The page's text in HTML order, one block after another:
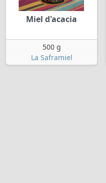
Miel d'acacia
500 g
La Saframiel